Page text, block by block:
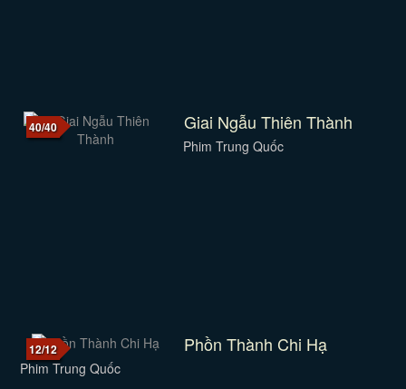
40/40 Giai Ngẫu Thiên Thành
Phim Trung Quốc
12/12 Phồn Thành Chi Hạ
Phim Trung Quốc